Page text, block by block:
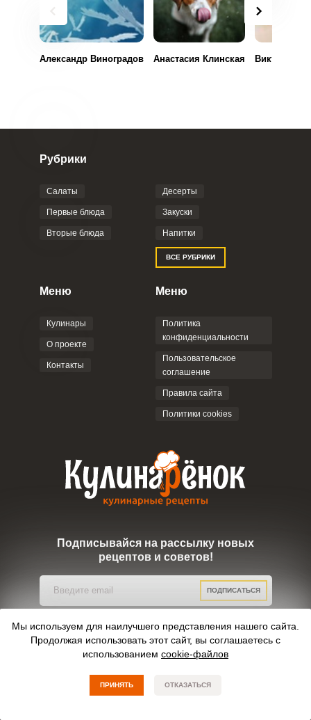
Александр Виноградов Анастасия Клинская Виктория
Разработка сайта:
Рубрики
Салаты
Первые блюда
Вторые блюда
Десерты
Закуски
Напитки
ВСЕ РУБРИКИ
Меню
Кулинары
О проекте
Контакты
Меню
Политика
конфиденциальности
Пользовательское
соглашение
Правила сайта
Политики cookies
Подписывайся на рассылку новых
рецептов и советов!
ПОДПИСАТЬСЯ
Мы в соцсетях
Мы используем для наилучшего представления нашего сайта.
Продолжая использовать этот сайт, вы соглашаетесь с
использованием cookie-файлов
ПРИНЯТЬ ОТКАЗАТЬСЯ